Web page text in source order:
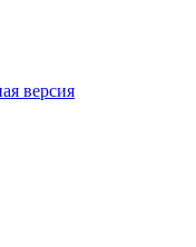
версия